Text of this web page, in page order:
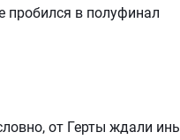
пробился в полуфинал
от Герты ждали